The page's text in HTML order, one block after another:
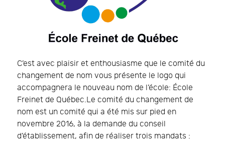
C’est avec plaisir et enthousiasme que le comité du
changement de nom vous présente le logo qui
accompagnera le nouveau nom de l’école: École
Freinet de Québec.Le comité du changement de
nom est un comité qui a été mis sur pied en
novembre 2016, à la demande du conseil
d’établissement, afin de réaliser trois mandats :